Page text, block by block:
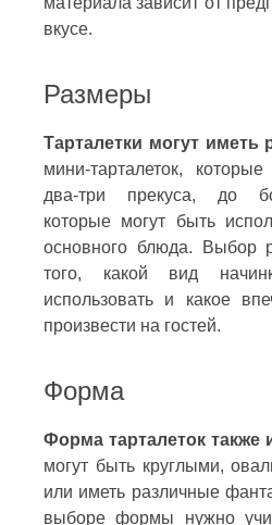
вкусе.
Размеры
Тарталетки могут
мини-тарталеток,
два-три прекуса, до
которые могут быть
основного блюда. Выбор
того, какой вид
использовать и какое
произвести на гостей.
Форма
Форма тарталеток также
могут быть круглыми,
или иметь различные
выборе формы нужно